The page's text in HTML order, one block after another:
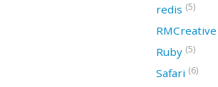
redis (5)
RMCreative
Ruby (5)
Safari (6)